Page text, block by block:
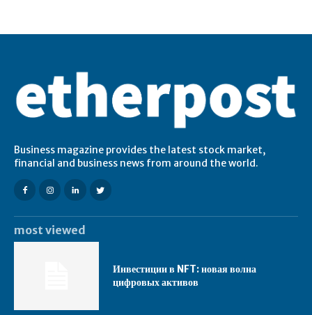
Business magazine provides the latest stock market,
financial and business news from around the world.
most viewed
Инвестиции в NFT: новая волна
цифровых активов